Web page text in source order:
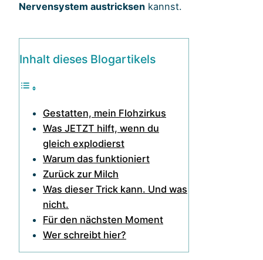
Nervensystem austricksen kannst.
Inhalt dieses Blogartikels
Gestatten, mein Flohzirkus
Was JETZT hilft, wenn du
gleich explodierst
Warum das funktioniert
Zurück zur Milch
Was dieser Trick kann. Und was
nicht.
Für den nächsten Moment
Wer schreibt hier?